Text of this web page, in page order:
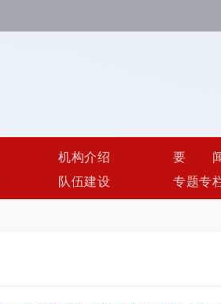
机构介绍 要
队伍建设 专题专